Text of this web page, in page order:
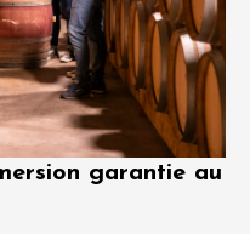
garantie au